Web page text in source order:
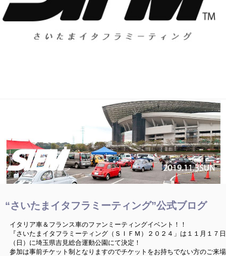
“さいたまイタフラミーティング”公式ブログ
イタリア車＆フランス車のファンミーティングイベント！！
『さいたまイタフラミーティング（ＳＩＦＭ）２０２４」は１１月１７日
（日）に埼玉県吉見総合運動公園にて決定！
参加は事前チケット制となりますのでチケットをお持ちでない方のご来場